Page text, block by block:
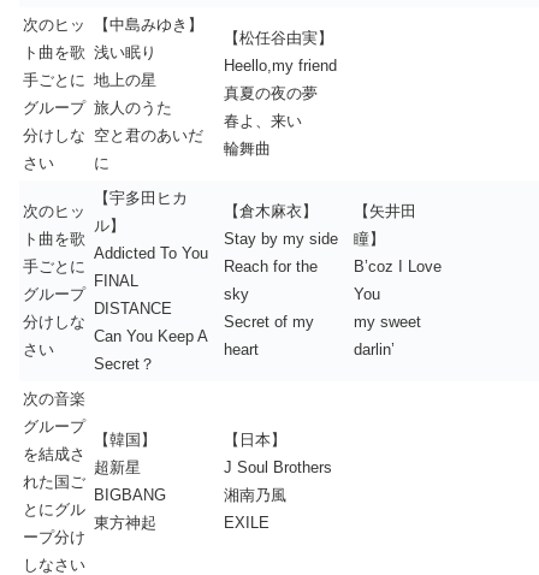
次のヒッ
ト曲を歌
手ごとに
グループ
分けしな
さい
【中島みゆき】
浅い眠り
地上の星
旅人のうた
空と君のあいだ
に
【松任谷由実】
Heello,my friend
真夏の夜の夢
春よ、来い
輪舞曲
次のヒッ
ト曲を歌
手ごとに
グループ
分けしな
さい
【宇多田ヒカ
ル】
Addicted To You
FINAL
DISTANCE
Can You Keep A
Secret？
【倉木麻衣】
Stay by my side
Reach for the
sky
Secret of my
heart
【矢井田
瞳】
B’coz I Love
You
my sweet
darlin’
次の音楽
グループ
を結成さ
れた国ご
とにグル
ープ分け
しなさい
【韓国】
超新星
BIGBANG
東方神起
【日本】
J Soul Brothers
湘南乃風
EXILE